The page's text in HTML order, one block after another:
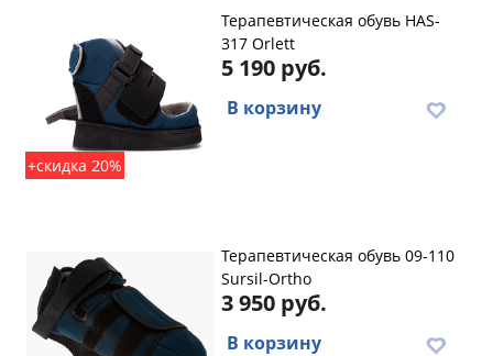
+скидка 20%
Терапевтическая обувь HAS-
317 Orlett
5 190 руб.
В корзину
Терапевтическая обувь 09-110
Sursil-Ortho
3 950 руб.
В корзину